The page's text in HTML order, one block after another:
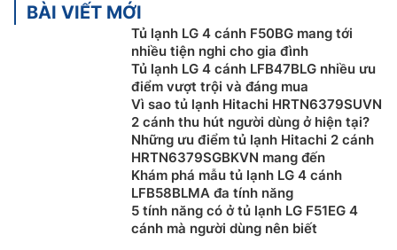
Tấm giữ nhiệt kim loại Metal Cooling
Tấm giữ nhiệt kim loại Metal Cooling giúp giữ nhiệt độ
BÀI VIẾT MỚI
Tủ lạnh LG 4 cánh F50BG mang tới
nhiều tiện nghi cho gia đình
Tủ lạnh LG 4 cánh LFB47BLG nhiều ưu
điểm vượt trội và đáng mua
Vì sao tủ lạnh Hitachi HRTN6379SUVN
2 cánh thu hút người dùng ở hiện tại?
Những ưu điểm tủ lạnh Hitachi 2 cánh
HRTN6379SGBKVN mang đến
Khám phá mẫu tủ lạnh LG 4 cánh
LFB58BLMA đa tính năng
5 tính năng có ở tủ lạnh LG F51EG 4
cánh mà người dùng nên biết